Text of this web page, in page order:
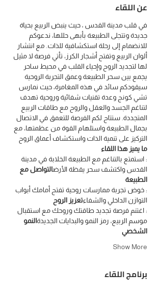
عن اللقاء
في قلب مدينة القدس ، حيث ينبض الربيع بحياة
جديدة وتتجلى الطبيعة بأبهى حللها، ندعوكم
للانضمام إلى رحلة استكشافية للذات. مع انتشار
ألوان الربيع وتفتح أشجار الكرز، تأتي فرصة لا مثيل
لها لتجديد الروح وإحياء القلب في محيط ساحر
يجمع بين سحر الطبيعة وعمق التجربة الروحية
سيقودكم سائد في هذه المغامرة، حيث نمارس
تشي كونج وعدة تقنيات شفائية وروحية تهدف
لتناغم الجسد والعقل والروح مع طاقات الربيع
المتجددة. ستتاح لكم الفرصة للتعمق في الاتصال
بجمال الطبيعة واستلهام القوة من عظمتها، مع
التركيز على تنمية الذات واستكشاف أعماق الروح
ما يميز هذا اللقاء
: استمتع بالتناغم مع الطبيعة الخلابة في مدينة
القدس واكتشف سحر يقظة الأرضالتواصل مع
الطبيعة
: خوض تجربة ممارسات روحية تفتح أمامك أبواب
التوازن الداخلي والشفاءتعزيز الروح
: اغتنم فرصة تجديد طاقتك وروحك مع استقبال
موسم الربيع، رمز النمو والبدايات الجديدةالنمو
الشخصي
Show More
برنامج اللقاء